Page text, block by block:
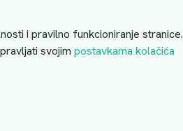
i pravilno funkcioniranje stranice.
svojim postavkama kolačića